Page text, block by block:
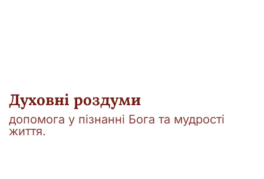
Духовні роздуми
допомога у пізнанні Бога та мудрості
життя.